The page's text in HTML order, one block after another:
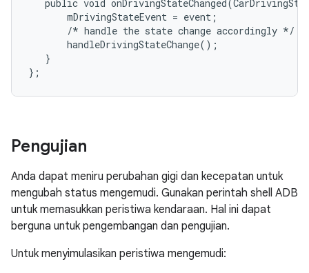
public void onDrivingStateChanged(
mDrivingStateEvent = event ;
/* handle the state change accordingly */
handleDrivingStateChange();
}
};
Pengujian
Anda dapat meniru perubahan gigi dan kecepatan untuk
mengubah status mengemudi. Gunakan perintah shell ADB
untuk memasukkan peristiwa kendaraan. Hal ini dapat
berguna untuk pengembangan dan pengujian.
Untuk menyimulasikan peristiwa mengemudi: